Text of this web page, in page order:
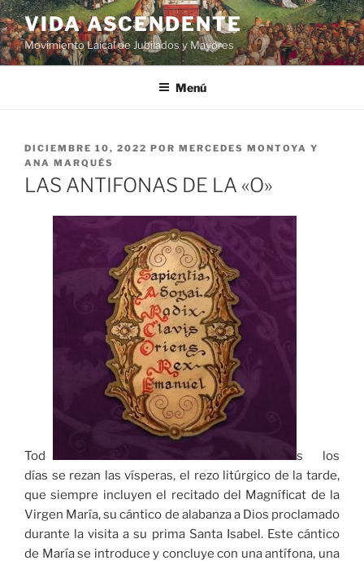
VIDA ASCENDENTE
Movimiento Laical de Jubilados y Mayores
Menú
DICIEMBRE 10, 2022 POR MERCEDES MONTOYA Y
ANA MARQUÉS
LAS ANTIFONAS DE LA «O»
Todo
s los
días se rezan las vísperas, el rezo litúrgico de la tarde,
que siempre incluyen el recitado del Magníficat de la
Virgen María, su cántico de alabanza a Dios proclamado
durante la visita a su prima Santa Isabel. Este cántico
de María se introduce y concluye con una antífona, una